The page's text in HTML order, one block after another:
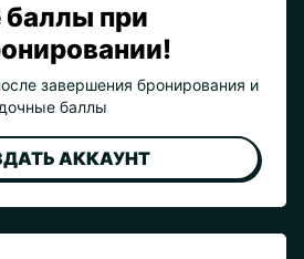
баллы при
завершения бронирования и
баллы
АККАУНТ